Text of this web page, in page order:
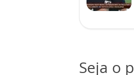
Seja o